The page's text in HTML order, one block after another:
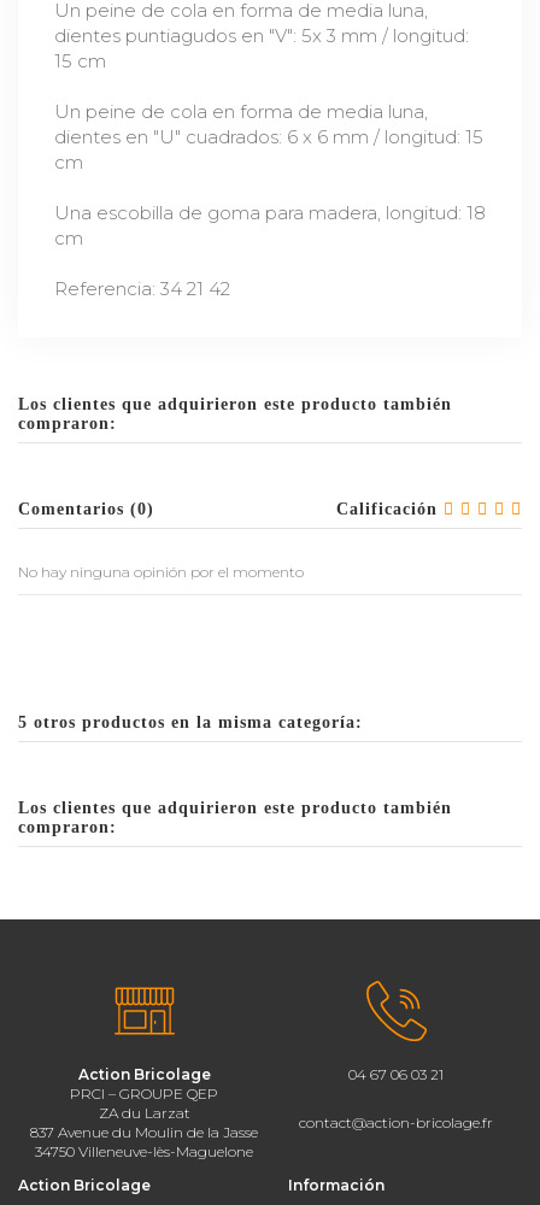
Un peine de cola en forma de media luna,
dientes puntiagudos en "V": 5x 3 mm / longitud:
15 cm
Un peine de cola en forma de media luna,
dientes en "U" cuadrados: 6 x 6 mm / longitud: 15
cm
Una escobilla de goma para madera, longitud: 18
cm
Referencia: 34 21 42
Los clientes que adquirieron este producto también
compraron:
Calificación
Comentarios (0)
No hay ninguna opinión por el momento
5 otros productos en la misma categoría:
Los clientes que adquirieron este producto también
compraron:
Action Bricolage
PRCI – GROUPE QEP
ZA du Larzat
837 Avenue du Moulin de la Jasse
34750 Villeneuve-lès-Maguelone
04 67 06 03 21
contact@action-bricolage.fr
Action Bricolage Información